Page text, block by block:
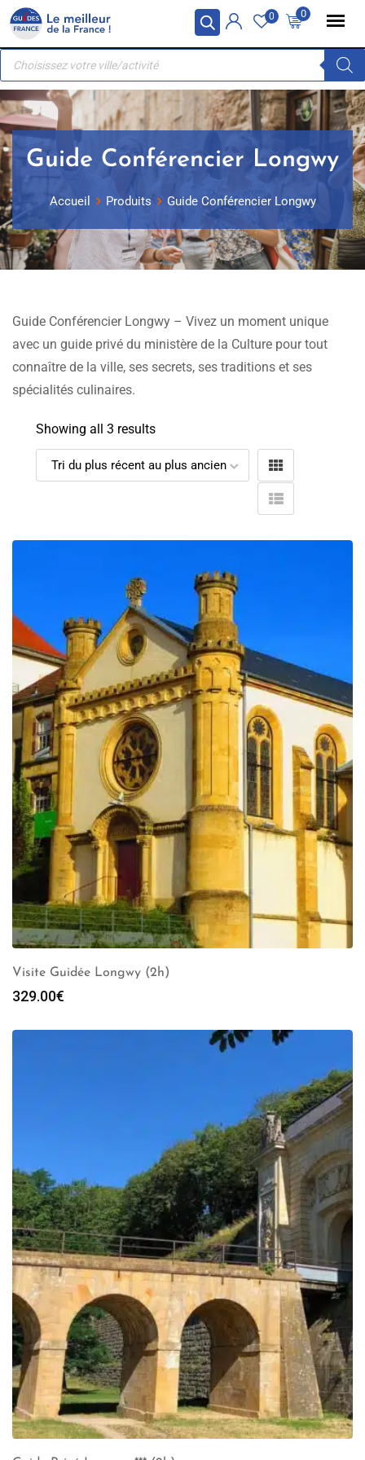
Panneau de gestion des cookies
Skip
content
0
0
Recherche
produits
Guide Conférencier Longwy
Accueil Produits Guide Conférencier Longwy
Guide Conférencier Longwy – Vivez un moment unique
avec un guide privé du ministère de la Culture pour tout
connaître de la ville, ses secrets, ses traditions et ses
spécialités culinaires.
Showing all 3 results
Visite Guidée Longwy (2h)
329.00€